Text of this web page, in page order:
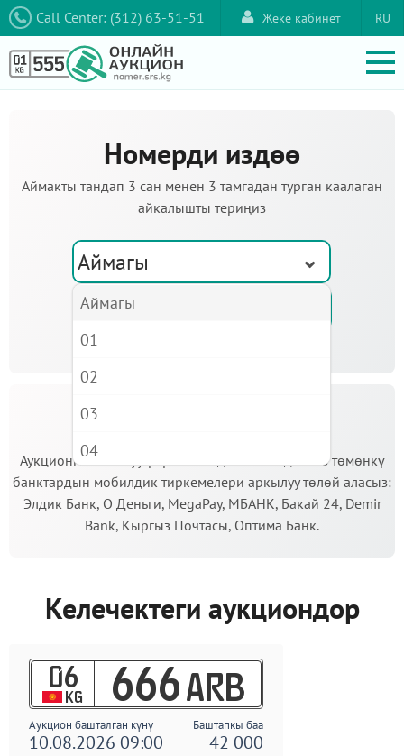
Call Center: (312) 63-51-51 RU
Жеке кабинет
Номерди издөө
Аймакты тандап 3 сан менен 3 тамгадан турган каалаган
айкалышты териңиз
Аймагы
Аукционго катышуу үчүн кепилдик салымды Сиз төмөнкү
банктардын мобилдик тиркемелери аркылуу төлөй аласыз:
Элдик Банк, О Деньги, MegaPay, МБАНК, Бакай 24, Demir
Bank, Кыргыз Почтасы, Оптима Банк.
Келечектеги аукциондор
06
KG 666 ARB
Аукцион башталган күнү Баштапкы баа
10.08.2026 09:00 42 000
Аймагы
01
02
03
04
05
06